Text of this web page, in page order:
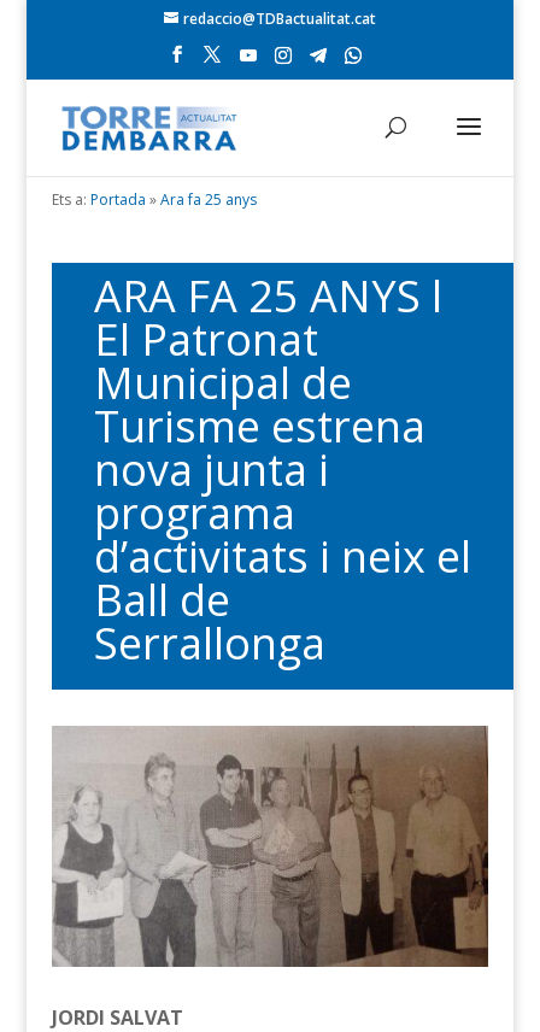
redaccio@TDBactualitat.cat
Ets a: Portada »Ara fa 25 anys
ARA FA 25 ANYS l
El Patronat
Municipal de
Turisme estrena
nova junta i
programa
d’activitats i neix el
Ball de
Serrallonga
JORDI SALVAT